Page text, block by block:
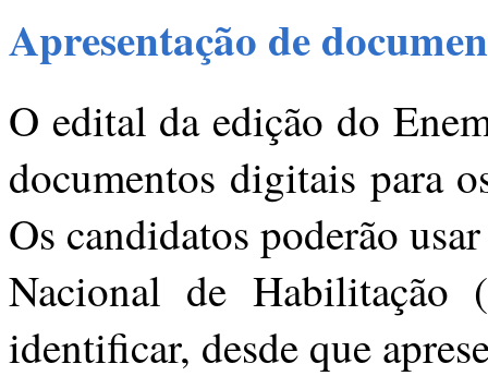
Apresentação de
O edital da edição do
documentos digitais para
Os candidatos poderão
Nacional de
identificar, desde que